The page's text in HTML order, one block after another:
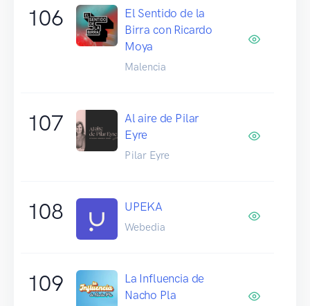
106
El Sentido de la
Birra con Ricardo
Moya
Malencia
107
Al aire de Pilar
Eyre
Pilar Eyre
108 UPEKA
Webedia
109
La Influencia de
Nacho Pla